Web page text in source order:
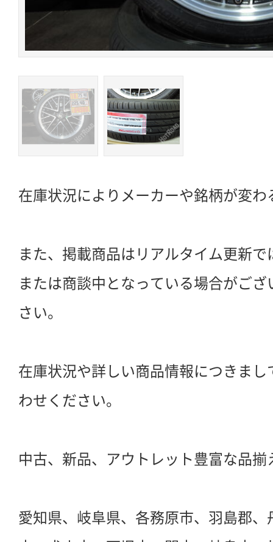
在庫状況によりメーカーや銘柄が変
また、掲載商品はリアルタイム更新
または商談中となっている場合がご
さい。
在庫状況や詳しい商品情報につきま
わせください。
中古、新品、アウトレット豊富な品揃
愛知県、岐阜県、各務原市、羽島郡